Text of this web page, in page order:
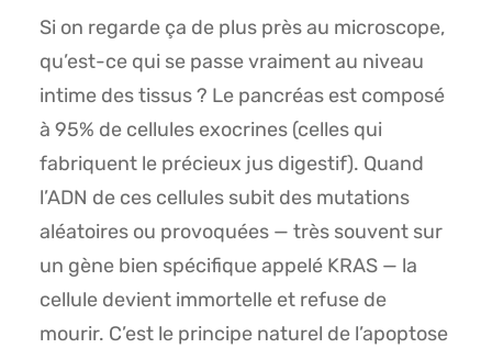
Si on regarde ça de plus près au microscope,
qu’est-ce qui se passe vraiment au niveau
intime des tissus ? Le pancréas est composé
à 95% de cellules exocrines (celles qui
fabriquent le précieux jus digestif). Quand
l’ADN de ces cellules subit des mutations
aléatoires ou provoquées — très souvent sur
un gène bien spécifique appelé KRAS — la
cellule devient immortelle et refuse de
mourir. C’est le principe naturel de l’apoptose